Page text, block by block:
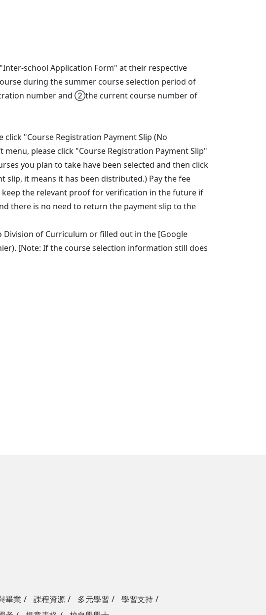
school Application Form" at their respective
during the summer course selection period of
number and ②the current course number of
"Course Registration Payment Slip (No
please click "Course Registration Payment Slip"
you plan to take have been selected and then click
slip, it means it has been distributed.) Pay the fee
the relevant proof for verification in the future if
there is no need to return the payment slip to the
of Curriculum or filled out in the [Google
[Note: If the course selection information still does
畢業 課程資源 多元學習
學習支持